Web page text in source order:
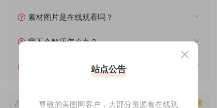
素材图片是在线观看吗？
我不会解压怎么办？
遇见其他问题怎么办？
本文资源仅供个人参考学习，请勿批量搬运，一经核
站点公告
尊敬的美图网客户，大部分资源看在线观